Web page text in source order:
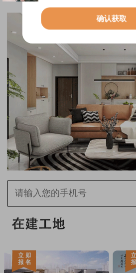
确认获取